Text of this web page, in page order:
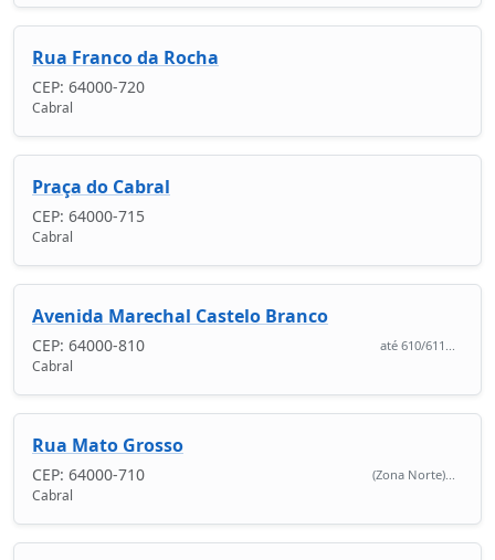
Rua Franco da Rocha
CEP: 64000-720
Cabral
Praça do Cabral
CEP: 64000-715
Cabral
Avenida Marechal Castelo Branco
CEP: 64000-810 até 610/611...
Cabral
Rua Mato Grosso
CEP: 64000-710 (Zona Norte)...
Cabral